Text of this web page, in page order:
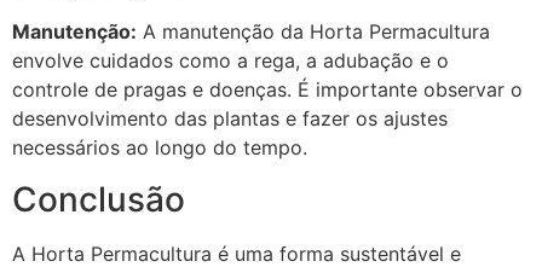
Manutenção: A manutenção da Horta Permacultura
envolve cuidados como a rega, a adubação e o
controle de pragas e doenças. É importante observar o
desenvolvimento das plantas e fazer os ajustes
necessários ao longo do tempo.
Conclusão
A Horta Permacultura é uma forma sustentável e